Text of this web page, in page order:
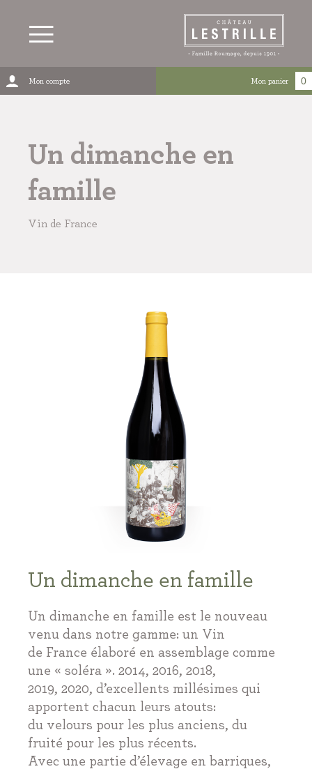
Mon compte Mon panier 0
Un dimanche en
famille
Vin de France
Un dimanche en famille
Un dimanche en famille est le nouveau
venu dans notre gamme: un Vin
de France élaboré en assemblage comme
une « soléra ». 2014, 2016, 2018,
2019, 2020, d’excellents millésimes qui
apportent chacun leurs atouts:
du velours pour les plus anciens, du
fruité pour les plus récents.
Avec une partie d’élevage en barriques,